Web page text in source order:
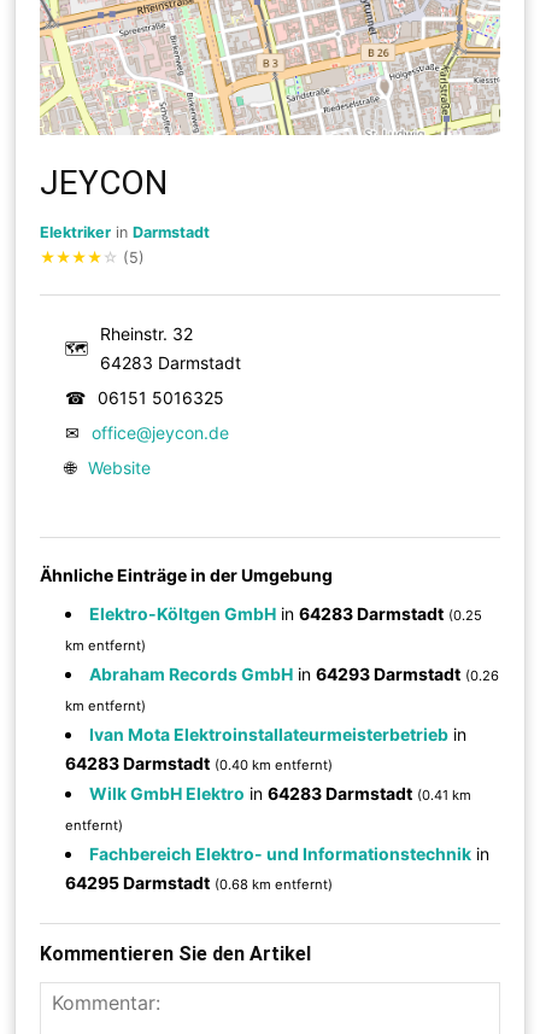
JEYCON
Elektriker inDarmstadt
★★★★ ☆ (5)
🗺
Rheinstr. 32
64283 Darmstadt
☎
06151 5016325
✉
office@jeycon.de
🌐 Website
Ähnliche Einträge in der Umgebung
Elektro-Költgen GmbH in64283 Darmstadt (0.25
km entfernt)
Abraham Records GmbH in64293 Darmstadt (0.26
km entfernt)
Ivan Mota Elektroinstallateurmeisterbetrieb in
64283 Darmstadt (0.40 km entfernt)
Wilk GmbH Elektro in64283 Darmstadt (0.41 km
entfernt)
Fachbereich Elektro- und Informationstechnik in
64295 Darmstadt (0.68 km entfernt)
Kommentieren Sie den Artikel